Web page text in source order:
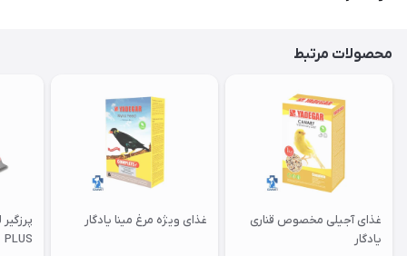
محصولات مرتبط
غذای آجیلی مخصوص قناری
یادگار
غذای ویژه مرغ مینا یادگار
PLUS